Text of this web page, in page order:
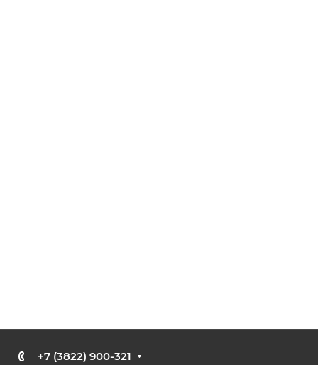
+7 (3822) 900-321